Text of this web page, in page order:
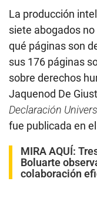
La producción
siete abogados
qué páginas son
sus 176 páginas
sobre derechos
Jaquenod De
Declaración
fue publicada en
MIRA AQUÍ:
Boluarte
colaboración